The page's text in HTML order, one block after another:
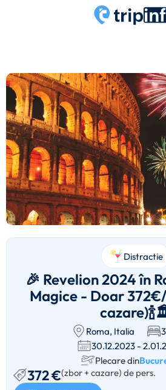
Distractie
🎉 Revelion 2024 în
Magice - Doar
Roma, Italia
30.12.2023 -
Plecare din
372 €(zbor + cazare) de pers.